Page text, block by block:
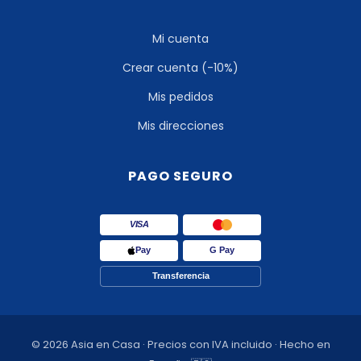
Mi cuenta
Crear cuenta (-10%)
Mis pedidos
Mis direcciones
PAGO SEGURO
VISA
Pay G Pay
Transferencia
© 2026 Asia en Casa · Precios con IVA incluido · Hecho en